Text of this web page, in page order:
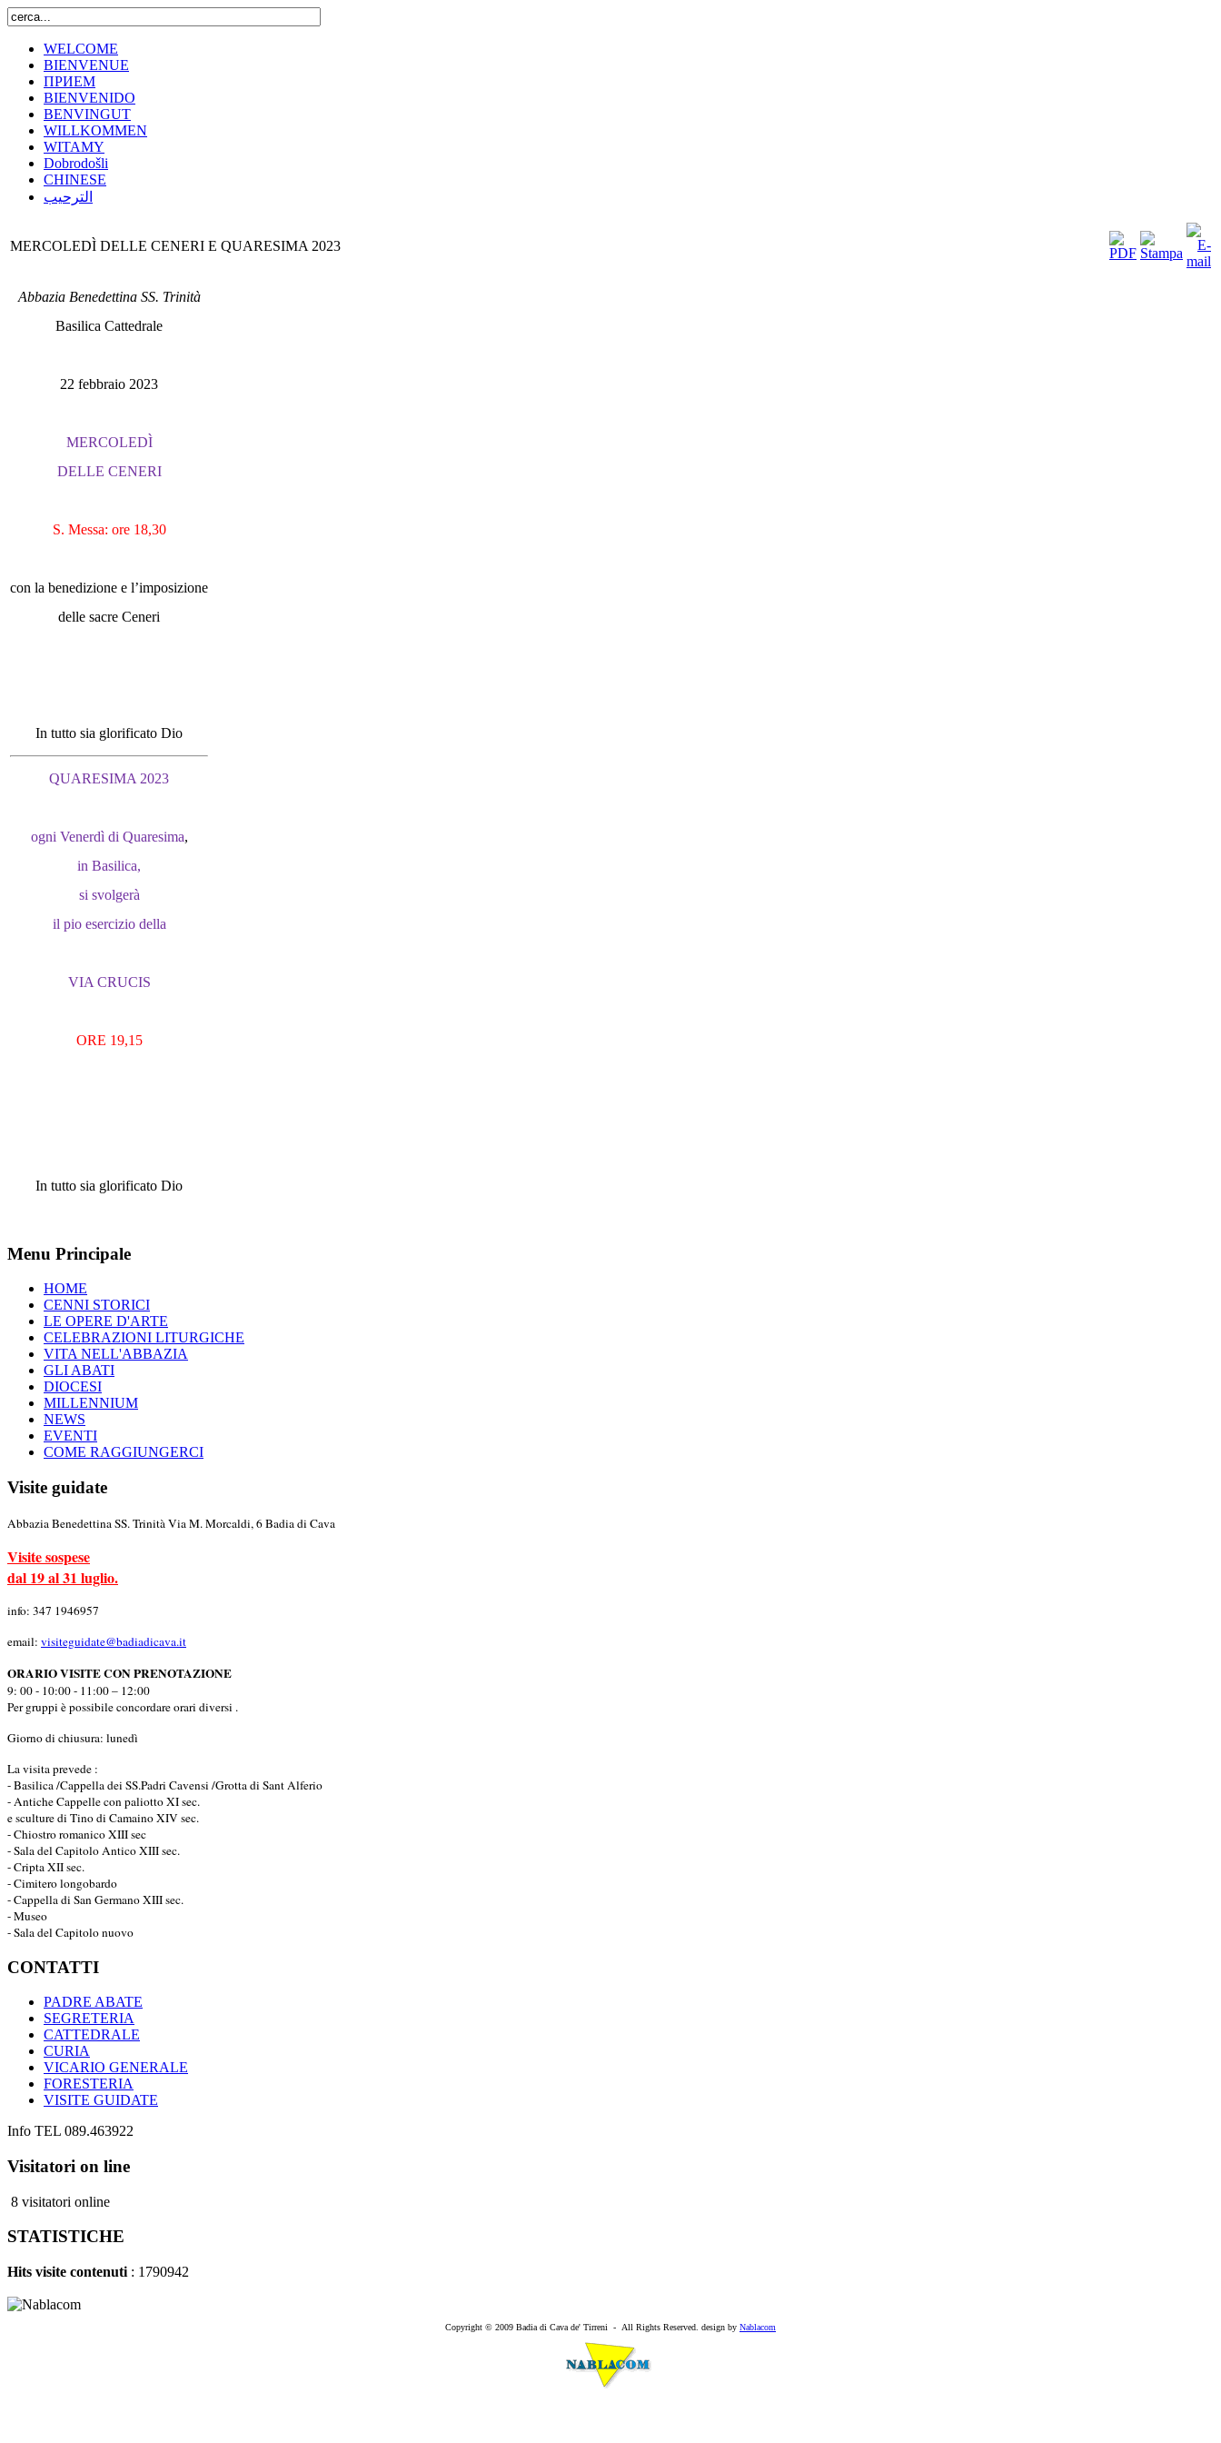
WELCOME
BIENVENUE
ПРИЕМ
BIENVENIDO
BENVINGUT
WILLKOMMEN
WITAMY
Dobrodošli
CHINESE
الترحيب
MERCOLEDÌ DELLE CENERI E QUARESIMA 2023
Abbazia Benedettina SS. Trinità
Basilica Cattedrale
22 febbraio 2023
MERCOLEDÌ
DELLE CENERI
S. Messa: ore 18,30
con la benedizione e l’imposizione
delle sacre Ceneri
In tutto sia glorificato Dio
QUARESIMA 2023
ogni Venerdì di Quaresima,
in Basilica,
si svolgerà
il pio esercizio della
VIA CRUCIS
ORE 19,15
In tutto sia glorificato Dio
Menu Principale
HOME
CENNI STORICI
LE OPERE D'ARTE
CELEBRAZIONI LITURGICHE
VITA NELL'ABBAZIA
GLI ABATI
DIOCESI
MILLENNIUM
NEWS
EVENTI
COME RAGGIUNGERCI
Visite guidate
Abbazia Benedettina SS. Trinità Via M. Morcaldi, 6 Badia di Cava
Visite sospese
dal 19 al 31 luglio.
info: 347 1946957
email: visiteguidate@badiadicava.it
ORARIO VISITE CON PRENOTAZIONE
9: 00 - 10:00 - 11:00 – 12:00
Per gruppi è possibile concordare orari diversi .
Giorno di chiusura: lunedì
La visita prevede :
- Basilica /Cappella dei SS.Padri Cavensi /Grotta di Sant Alferio
- Antiche Cappelle con paliotto XI sec.
e sculture di Tino di Camaino XIV sec.
- Chiostro romanico XIII sec
- Sala del Capitolo Antico XIII sec.
- Cripta XII sec.
- Cimitero longobardo
- Cappella di San Germano XIII sec.
- Museo
- Sala del Capitolo nuovo
CONTATTI
PADRE ABATE
SEGRETERIA
CATTEDRALE
CURIA
VICARIO GENERALE
FORESTERIA
VISITE GUIDATE
Info TEL 089.463922
Visitatori on line
8 visitatori online
STATISTICHE
Hits visite contenuti : 1790942
Copyright © 2009 Badia di Cava de' Tirreni - All Rights Reserved. design by Nablacom